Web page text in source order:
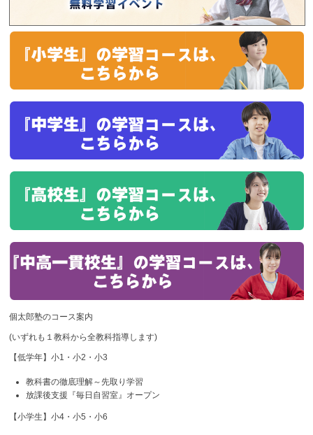
個太郎塾のコース案内
(いずれも１教科から全教科指導します)
【低学年】小1・小2・小3
教科書の徹底理解～先取り学習
放課後支援『毎日自習室』オープン
【小学生】小4・小5・小6